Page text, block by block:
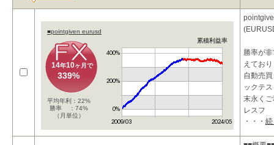
■pointgiven eurusd
累積利益率
14年10ヶ月で
339%
平均年利：22%
勝率 ：74%
（月単位）
勝率が
えてお
自動売
ックテ
末永く
レスフ
・・・